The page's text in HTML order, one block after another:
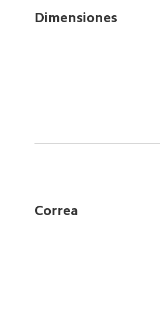
Dimensiones
Correa